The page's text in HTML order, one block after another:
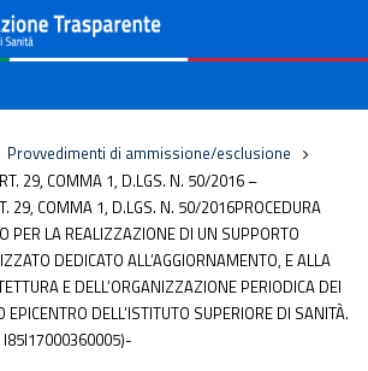
Provvedimenti di ammissione/esclusione
29, COMMA 1, D.LGS. N. 50/2016 –
29, COMMA 1, D.LGS. N. 50/2016PROCEDURA
PER LA REALIZZAZIONE DI UN SUPPORTO
DEDICATO ALL’AGGIORNAMENTO, E ALLA
E DELL’ORGANIZZAZIONE PERIODICA DEI
EPICENTRO DELL’ISTITUTO SUPERIORE DI SANITÀ.
I85I17000360005)-